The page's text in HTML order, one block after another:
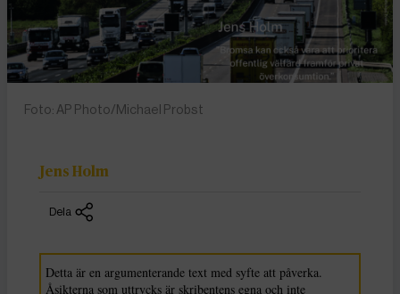
Foto: AP Photo/Michael Probst
Jens Holm
Dela
Detta är en argumenterande text med syfte att påverka.
Åsikterna som uttrycks är skribentens egna och inte